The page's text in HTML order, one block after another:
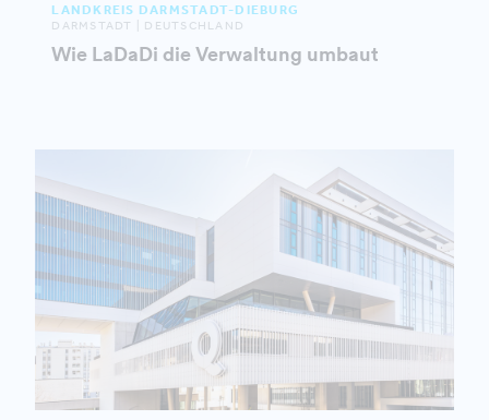
LANDKREIS DARMSTADT-DIEBURG
DARMSTADT | DEUTSCHLAND
Wie LaDaDi die Verwaltung umbaut